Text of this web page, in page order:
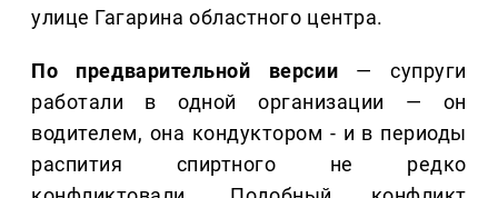
улице Гагарина областного центра.
По предварительной версии — супруги
работали в одной организации — он
водителем, она кондуктором - и в периоды
распития спиртного не редко